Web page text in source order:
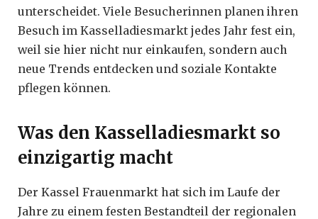
unterscheidet. Viele Besucherinnen planen ihren
Besuch im Kasselladiesmarkt jedes Jahr fest ein,
weil sie hier nicht nur einkaufen, sondern auch
neue Trends entdecken und soziale Kontakte
pflegen können.
Was den Kasselladiesmarkt so
einzigartig macht
Der Kassel Frauenmarkt hat sich im Laufe der
Jahre zu einem festen Bestandteil der regionalen